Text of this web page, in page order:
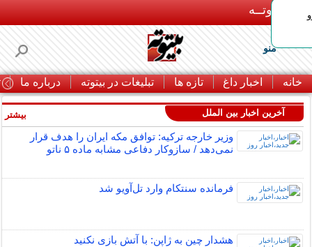
بـیتوتــه
منو
خانه اخبار داغ تازه ها تبلیغات در بیتوته درباره ما
آخرین اخبار بین الملل
وزیر خارجه ترکیه: توافق مکه ایران را هدف قرار
نمی‌دهد / سازوکار دفاعی مشابه ماده ۵ ناتو
فرمانده سنتکام وارد تل‌آویو شد
هشدار چین به ژاپن: با آتش بازی نکنید
بیشتر